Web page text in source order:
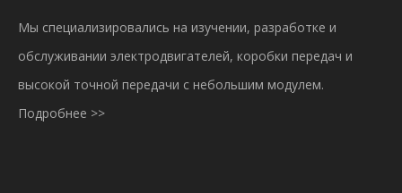
Мы специализировались на изучении, разработке и
обслуживании электродвигателей, коробки передач и
высокой точной передачи с небольшим модулем.
Подробнее >>